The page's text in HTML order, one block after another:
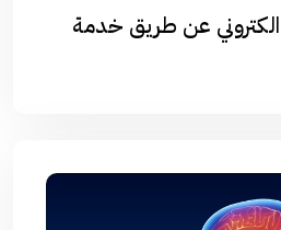
عن طريق خدمة
العالمية الحرة